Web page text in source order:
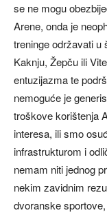
se ne mogu
Arene, onda je
treninge održavati u
Kaknju, Žepču ili
entuzijazma te
nemoguće je
troškove korištenja
interesa, ili smo
infrastrukturom i
nemam niti jednog
nekim zavidnim
dvoranske